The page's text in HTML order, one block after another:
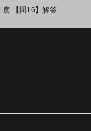
度 【問16】解答